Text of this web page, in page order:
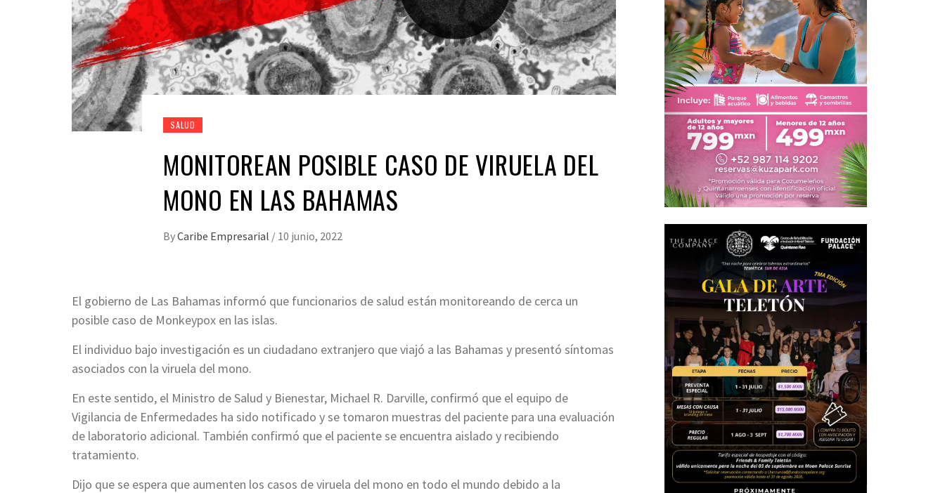
SALUD
MONITOREAN POSIBLE CASO DE VIRUELA DEL
MONO EN LAS BAHAMAS
ByCaribe Empresarial / 10 junio, 2022
El gobierno de Las Bahamas informó que funcionarios de salud están monitoreando de cerca un
posible caso de Monkeypox en las islas.
El individuo bajo investigación es un ciudadano extranjero que viajó a las Bahamas y presentó síntomas
asociados con la viruela del mono.
En este sentido, el Ministro de Salud y Bienestar, Michael R. Darville, confirmó que el equipo de
Vigilancia de Enfermedades ha sido notificado y se tomaron muestras del paciente para una evaluación
de laboratorio adicional. También confirmó que el paciente se encuentra aislado y recibiendo
tratamiento.
Dijo que se espera que aumenten los casos de viruela del mono en todo el mundo debido a la